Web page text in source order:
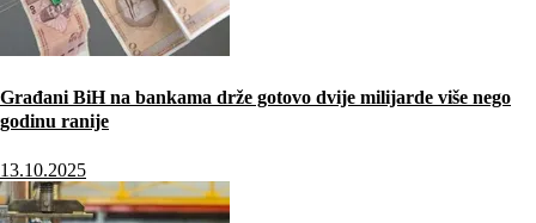
Građani BiH na bankama drže gotovo dvije milijarde više nego
godinu ranije
13.10.2025